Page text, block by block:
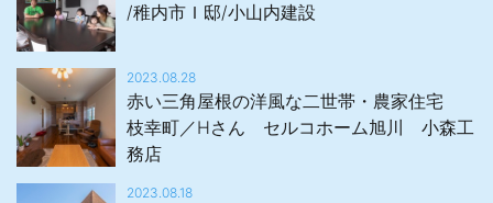
/稚内市Ｉ邸/小山内建設
2023.08.28
赤い三角屋根の洋風な二世帯・農家住宅
枝幸町／Hさん セルコホーム旭川 小森工
務店
2023.08.18